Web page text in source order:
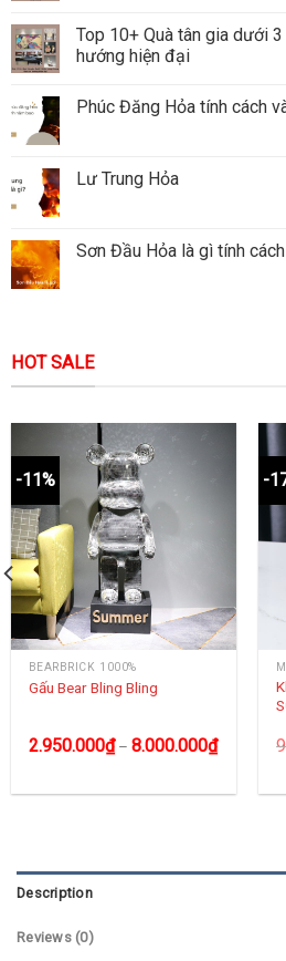
Top 10+ Quà tân gia dưới
hướng hiện đại
Phúc Đăng Hỏa tính cách
Lư Trung Hỏa
Sơn Đầu Hỏa là gì tính
HOT SALE
-11%
BEARBRICK 1000%
Gấu Bear Bling Bling
2.950.000₫– 8.000.000₫
-
Description
Reviews (0)